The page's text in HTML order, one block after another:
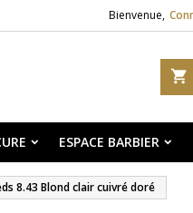
Bienvenue,
shopping_cart
ESPACE BARBIER
8.43 Blond clair cuivré doré